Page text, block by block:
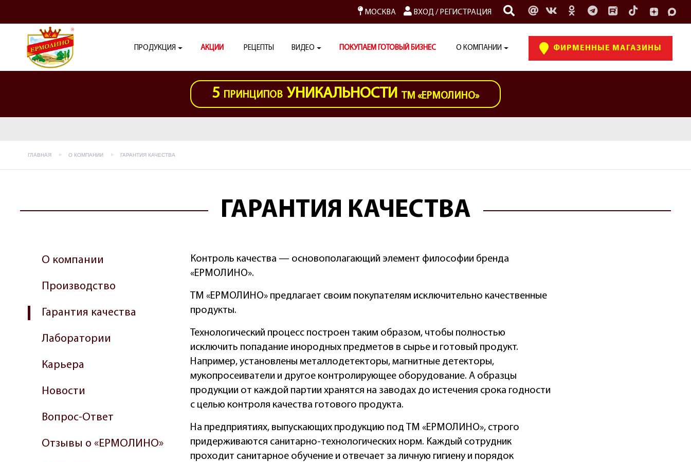
МОСКВА ВХОД/ РЕГИСТРАЦИЯ
ПРОДУКЦИЯ АКЦИИ РЕЦЕПТЫ ВИДЕО ПОКУПАЕМ ГОТОВЫЙ БИЗНЕС О КОМПАНИИ ФИРМЕННЫЕ МАГАЗИНЫ
5 ПРИНЦИПОВ УНИКАЛЬНОСТИ ТМ «ЕРМОЛИНО»
ГЛАВНАЯ О КОМПАНИИ ГАРАНТИЯ КАЧЕСТВА
ГАРАНТИЯ КАЧЕСТВА
О компании
Производство
Гарантия качества
Лаборатории
Карьера
Новости
Вопрос-Ответ
Отзывы о «ЕРМОЛИНО»
Контроль качества — основополагающий элемент философии бренда
«ЕРМОЛИНО».
TM «ЕРМОЛИНО» предлагает своим покупателям исключительно качественные
продукты.
Технологический процесс построен таким образом, чтобы полностью
исключить попадание инородных предметов в сырье и готовый продукт.
Например, установлены металлодетекторы, магнитные детекторы,
мукопросеиватели и другое контролирующее оборудование. А образцы
продукции от каждой партии хранятся на заводах до истечения срока годности
с целью контроля качества готового продукта.
На предприятиях, выпускающих продукцию под ТМ «ЕРМОЛИНО», строго
придерживаются санитарно-технологических норм. Каждый сотрудник
проходит санитарное обучение и отвечает за личную гигиену и порядок